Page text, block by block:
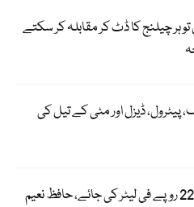
ہر چیلنج کا ڈٹ کر مقابلہ کر سکتے
پیٹرول، ڈیزل اور مٹی کے تیل کی
پیٹرول کی قیمت 228 روپے فی لیٹر کی جائے، حافظ نعیم